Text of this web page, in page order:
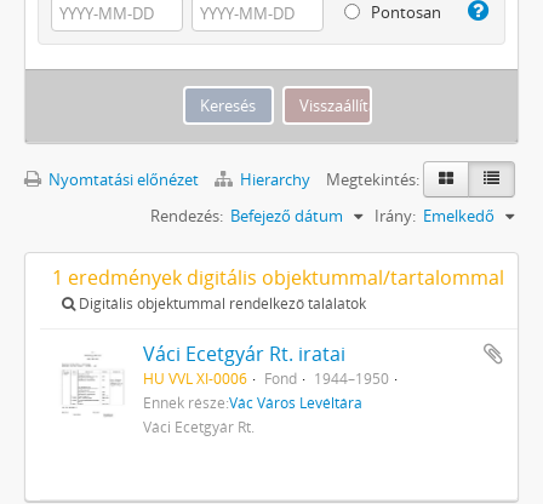
Pontosan
Nyomtatási előnézet Hierarchy
Megtekintés:
Rendezés: Befejező dátum Irány: Emelkedő
1 eredmények digitális objektummal/tartalommal
Digitális objektummal rendelkező találatok
Váci Ecetgyár Rt. iratai
HU VVL XI-0006 Fond
1944–1950
Ennek része:Vác Város Levéltára
Váci Ecetgyár Rt.